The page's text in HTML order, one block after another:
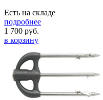
Есть на складе
подробнее
1 700 руб.
в корзину